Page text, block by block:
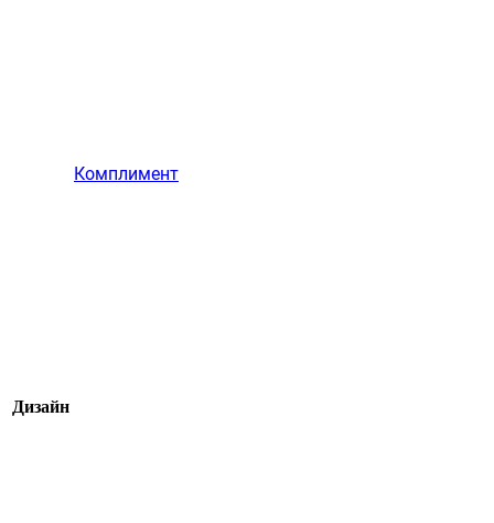
Дизайн
Комплимент